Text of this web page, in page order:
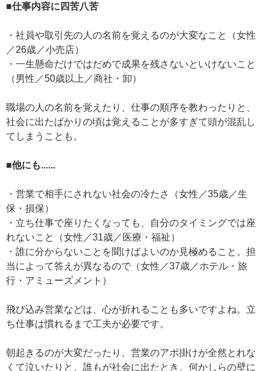
■仕事内容に四苦八苦
・社員や取引先の人の名前を覚えるのが大変なこと（女性
／26歳／小売店）
・一生懸命だけではだめで成果を残さないといけないこと
（男性／50歳以上／商社・卸）
職場の人の名前を覚えたり、仕事の順序を教わったりと、
社会に出たばかりの頃は覚えることが多すぎて頭が混乱し
てしまうことも。
■他にも......
・営業で相手にされない社会の冷たさ（女性／35歳／生
保・損保）
・立ち仕事で座りたくなっても、自分のタイミングでは座
れないこと（女性／31歳／医療・福祉）
・誰に分からないことを聞けばよいのか見極めること。担
当によって答えが異なるので（女性／37歳／ホテル・旅
行・アミューズメント）
飛び込み営業などは、心が折れることも多いですよね。立
ち仕事は慣れるまで工夫が必要です。
朝起きるのが大変だったり、営業のアポ掛けが全然とれな
くて泣いたりと、誰もが社会に出たとき、何かしらの壁に